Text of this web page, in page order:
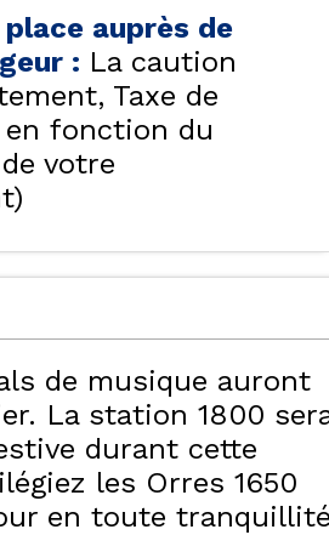
auprès de
: La caution
Taxe de
fonction du
votre
de musique auront
La station 1800
durant cette
les Orres 1650
en toute